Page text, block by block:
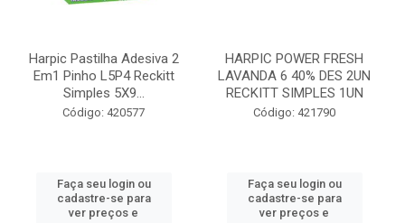
Harpic Pastilha Adesiva 2
Em1 Pinho L5P4 Reckitt
Simples 5X9...
Código: 420577
Faça seu login ou
cadastre-se para
ver preços e
HARPIC POWER FRESH
LAVANDA 6 40% DES 2UN
RECKITT SIMPLES 1UN
Código: 421790
Faça seu login ou
cadastre-se para
ver preços e